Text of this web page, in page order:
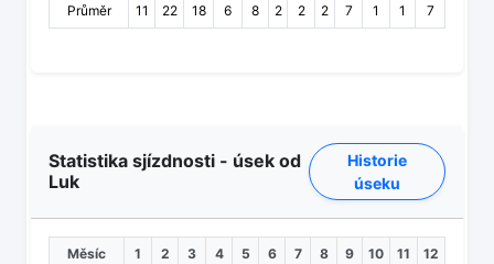
Průměr 11 22 18 6 8 2 2 2 7 1 1 7
Statistika sjízdnosti - úsek od
Luk
Historie
úseku
Měsíc 1 2 3 4 5 6 7 8 9 10 11 12